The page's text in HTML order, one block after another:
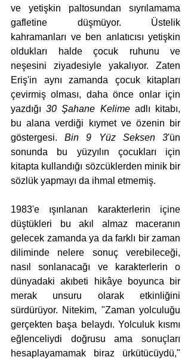
ve yetişkin paltosundan sıyrılamama
gafletine düşmüyor. Üstelik
kahramanları ve ben anlatıcısı yetişkin
oldukları halde çocuk ruhunu ve
neşesini ziyadesiyle yakalıyor. Zaten
Eriş'in aynı zamanda çocuk kitapları
çevirmiş olması, daha önce onlar için
yazdığı 30 Şahane Kelime adlı kitabı,
bu alana verdiği kıymet ve özenin bir
göstergesi. Bin 9 Yüz Seksen 3'ün
sonunda bu yüzyılın çocukları için
kitapta kullandığı sözcüklerden minik bir
sözlük yapmayı da ihmal etmemiş.
1983'e ışınlanan karakterlerin içine
düştükleri bu akıl almaz maceranın
gelecek zamanda ya da farklı bir zaman
diliminde nelere sonuç verebileceği,
nasıl sonlanacağı ve karakterlerin o
dünyadaki akıbeti hikâye boyunca bir
merak unsuru olarak etkinliğini
sürdürüyor. Nitekim, "Zaman yolculuğu
gerçekten başa belaydı. Yolculuk kısmı
eğlenceliydi doğrusu ama sonuçları
hesaplayamamak biraz ürkütücüydü,"